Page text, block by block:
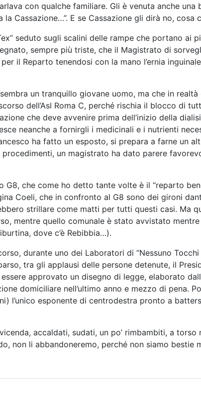
con qualche familiare. Gli è venuta anche una
Cassazione…”. E se Cassazione gli dirà no, cosa
seduto sugli scalini delle rampe che portano ai
sempre più triste, che il Magistrato di
il Reparto tenendosi con la mano l’ernia
un tranquillo giovane uomo, ma che in realtà
dell’Asl Roma C, perché rischia il blocco di
che deve avvenire prima dell’inizio della
neanche a fornirgli i medicinali e i nutrienti
ha fatto un esposto, si prepara a farne un
un magistrato ha dato parere
che come ho detto tante volte è il “reparto
Coeli, che in confronto al G8 sono dei gironi
strillare come matti per tutti questi casi. Ma
mentre quello comunale è stato avvistato mentre
dove c’è Rebibbia…).
durante uno dei Laboratori di “Nessuno Tocchi
tra gli applausi delle persone detenute, il
approvato un disegno di legge, elaborato
domiciliare nell’ultimo anno e mezzo di pena.
l’unico esponente di centrodestra pronto a
accaldati, sudati, un po’ rimbambiti, a torso
non li abbandoneremo, perché non siamo bestie